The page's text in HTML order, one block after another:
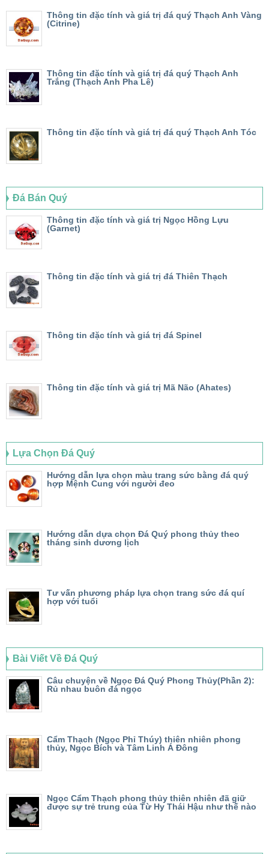
Thông tin đặc tính và giá trị đá quý Thạch Anh Vàng
(Citrine)
Thông tin đặc tính và giá trị đá quý Thạch Anh
Trắng (Thạch Anh Pha Lê)
Thông tin đặc tính và giá trị đá quý Thạch Anh Tóc
Đá Bán Quý
Thông tin đặc tính và giá trị Ngọc Hồng Lựu
(Garnet)
Thông tin đặc tính và giá trị đá Thiên Thạch
Thông tin đặc tính và giá trị đá Spinel
Thông tin đặc tính và giá trị Mã Não (Ahates)
Lựa Chọn Đá Quý
Hướng dẫn lựa chọn màu trang sức bằng đá quý
hợp Mệnh Cung với người đeo
Hướng dẫn dựa chọn Đá Quý phong thủy theo
tháng sinh dương lịch
Tư vấn phương pháp lựa chọn trang sức đá quí
hợp với tuổi
Bài Viết Về Đá Quý
Câu chuyện về Ngọc Đá Quý Phong Thủy(Phần 2):
Rủ nhau buôn đá ngọc
Cẩm Thạch (Ngọc Phỉ Thúy) thiên nhiên phong
thủy, Ngọc Bích và Tâm Linh Á Đông
Ngọc Cẩm Thạch phong thủy thiên nhiên đã giữ
được sự trẻ trung của Từ Hy Thái Hậu như thế nào